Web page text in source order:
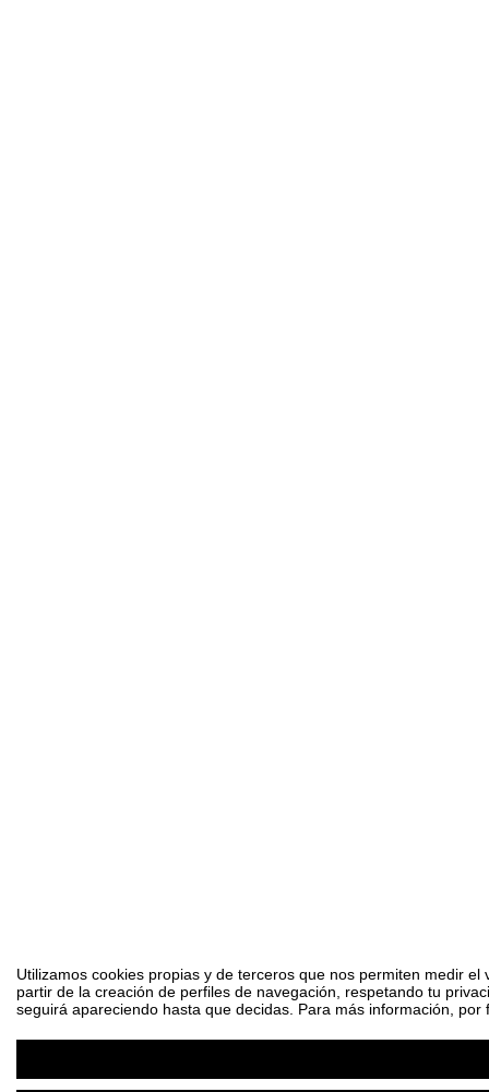
Utilizamos cookies propias y de terceros que nos permiten medir
partir de la creación de perfiles de navegación, respetando tu
seguirá apareciendo hasta que decidas. Para más información,